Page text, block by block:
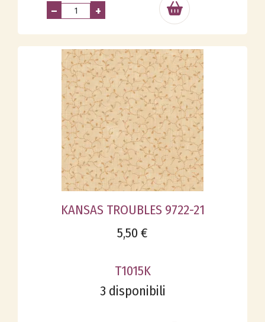
– +
KANSAS TROUBLES 9722-21
5,50 €
T1015K
3 disponibili